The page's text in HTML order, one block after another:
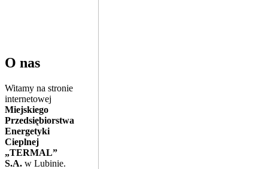
O nas
Witamy na stronie
internetowej
Miejskiego
Przedsiębiorstwa
Energetyki
Cieplnej
„TERMAL”
S.A. w Lubinie.